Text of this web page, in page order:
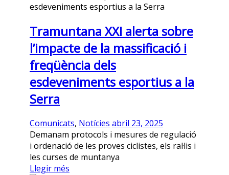
Tramuntana XXI alerta sobre
l’impacte de la massificació i
freqüència dels
esdeveniments esportius a la
Serra
Comunicats, Notícies abril 23, 2025
Demanam protocols i mesures de regulació
i ordenació de les proves ciclistes, els ral·lis i
les curses de muntanya
Llegir més